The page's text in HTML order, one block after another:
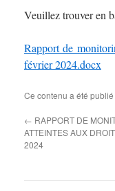
Veuillez trouver en
Rapport de
février 2024.docx
Ce contenu a été
← RAPPORT DE
ATTEINTES AUX
2024